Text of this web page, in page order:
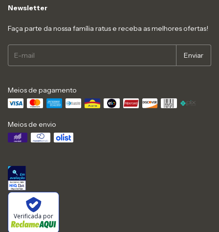
Newsletter
Faça parte da nossa família ratus e receba as melhores ofertas!
Meios de pagamento
Meios de envio
Verificada por